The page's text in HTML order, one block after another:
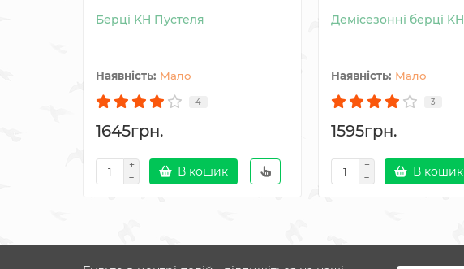
Берці KH Пустеля
Мало
4
1645грн.
В кошик
Демісезонні берці KH
Мало
3
1595грн.
В кошик